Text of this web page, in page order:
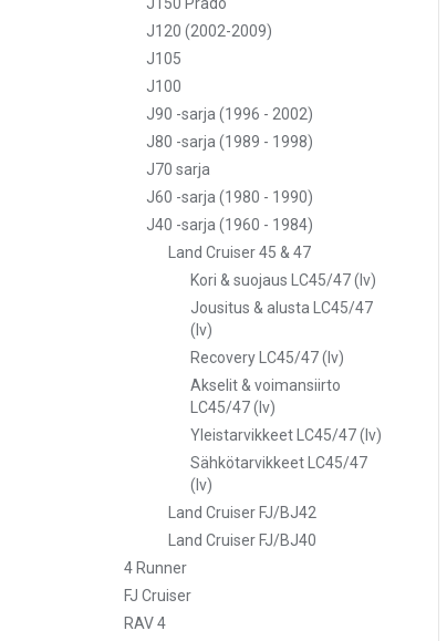
J120 (2002-2009)
J105
J100
J90 -sarja (1996 - 2002)
J80 -sarja (1989 - 1998)
J70 sarja
J60 -sarja (1980 - 1990)
J40 -sarja (1960 - 1984)
Land Cruiser 45 & 47
Kori & suojaus LC45/47 (lv)
Jousitus & alusta LC45/47
(lv)
Recovery LC45/47 (lv)
Akselit & voimansiirto
LC45/47 (lv)
Yleistarvikkeet LC45/47 (lv)
Sähkötarvikkeet LC45/47
(lv)
Land Cruiser FJ/BJ42
Land Cruiser FJ/BJ40
4 Runner
FJ Cruiser
RAV 4